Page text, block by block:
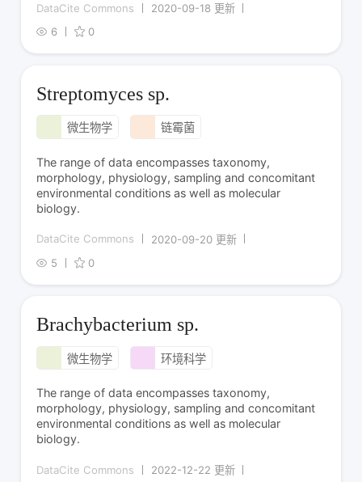
DataCite Commons
2020-09-18 更新
6
0
Streptomyces sp.
微生物学 链霉菌
The range of data encompasses taxonomy,
morphology, physiology, sampling and concomitant
environmental conditions as well as molecular
biology.
DataCite Commons
2020-09-20 更新
5
0
Brachybacterium sp.
微生物学 环境科学
The range of data encompasses taxonomy,
morphology, physiology, sampling and concomitant
environmental conditions as well as molecular
biology.
DataCite Commons
2022-12-22 更新